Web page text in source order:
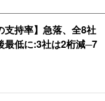
支持率】急落、全8社
最低に:3社は2桁減─7